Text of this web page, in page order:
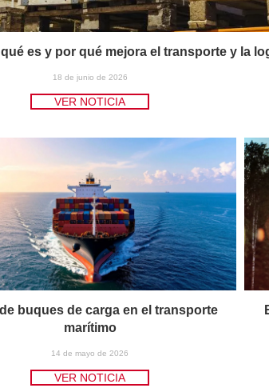
es y por qué mejora el transporte y la
18 de junio de 2026
VER NOTICIA
buques de carga en el transporte
marítimo
14 de mayo de 2026
VER NOTICIA